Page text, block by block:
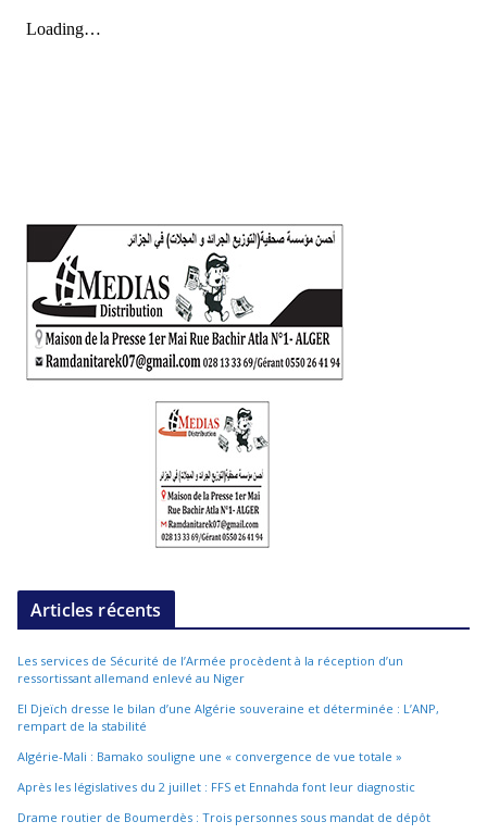
Articles récents
Les services de Sécurité de l’Armée procèdent à la réception d’un
ressortissant allemand enlevé au Niger
El Djeïch dresse le bilan d’une Algérie souveraine et déterminée : L’ANP,
rempart de la stabilité
Algérie-Mali : Bamako souligne une « convergence de vue totale »
Après les législatives du 2 juillet : FFS et Ennahda font leur diagnostic
Drame routier de Boumerdès : Trois personnes sous mandat de dépôt